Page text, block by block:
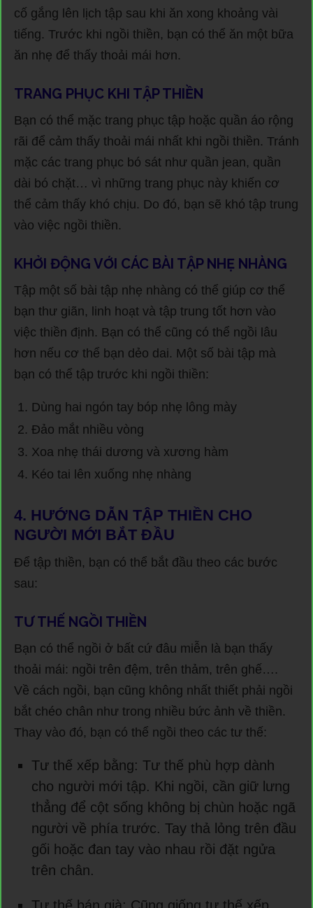
cố gắng lên lịch tập sau khi ăn xong khoảng vài
tiếng. Trước khi ngồi thiền, bạn có thể ăn một bữa
ăn nhẹ để thấy thoải mái hơn.
TRANG PHỤC KHI TẬP THIỀN
Bạn có thể mặc trang phục tập hoặc quần áo rộng
rãi để cảm thấy thoải mái nhất khi ngồi thiền. Tránh
mặc các trang phục bó sát như quần jean, quần
dài bó chặt… vì những trang phục này khiến cơ
thể cảm thấy khó chịu. Do đó, bạn sẽ khó tập trung
vào việc ngồi thiền.
KHỞI ĐỘNG VỚI CÁC BÀI TẬP NHẸ NHÀNG
Tập một số bài tập nhẹ nhàng có thể giúp cơ thể
bạn thư giãn, linh hoạt và tập trung tốt hơn vào
việc thiền định. Bạn có thể cũng có thể ngồi lâu
hơn nếu cơ thể bạn dẻo dai. Một số bài tập mà
bạn có thể tập trước khi ngồi thiền:
Dùng hai ngón tay bóp nhẹ lông mày
Đảo mắt nhiều vòng
Xoa nhẹ thái dương và xương hàm
Kéo tai lên xuống nhẹ nhàng
4. HƯỚNG DẪN TẬP THIỀN CHO
NGƯỜI MỚI BẮT ĐẦU
Để tập thiền, bạn có thể bắt đầu theo các bước
sau:
TƯ THẾ NGỒI THIỀN
Bạn có thể ngồi ở bất cứ đâu miễn là bạn thấy
thoải mái: ngồi trên đệm, trên thảm, trên ghế….
Về cách ngồi, bạn cũng không nhất thiết phải ngồi
bắt chéo chân như trong nhiều bức ảnh về thiền.
Thay vào đó, bạn có thể ngồi theo các tư thế:
Tư thế xếp bằng: Tư thế phù hợp dành
cho người mới tập. Khi ngồi, cần giữ lưng
thẳng để cột sống không bị chùn hoặc ngã
người về phía trước. Tay thả lỏng trên đầu
gối hoặc đan tay vào nhau rồi đặt ngửa
trên chân.